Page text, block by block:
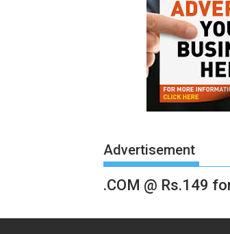
Advertisement
.COM @ Rs.149